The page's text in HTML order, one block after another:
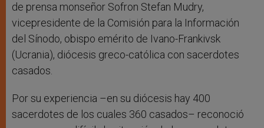
de prensa monseñor Sofron Stefan Mudry,
vicepresidente de la Comisión para la Información
del Sínodo, obispo emérito de Ivano-Frankivsk
(Ucrania), diócesis greco-católica con sacerdotes
casados.
Por su experiencia –en su diócesis hay 400
sacerdotes de los cuales 360 casados– reconoció